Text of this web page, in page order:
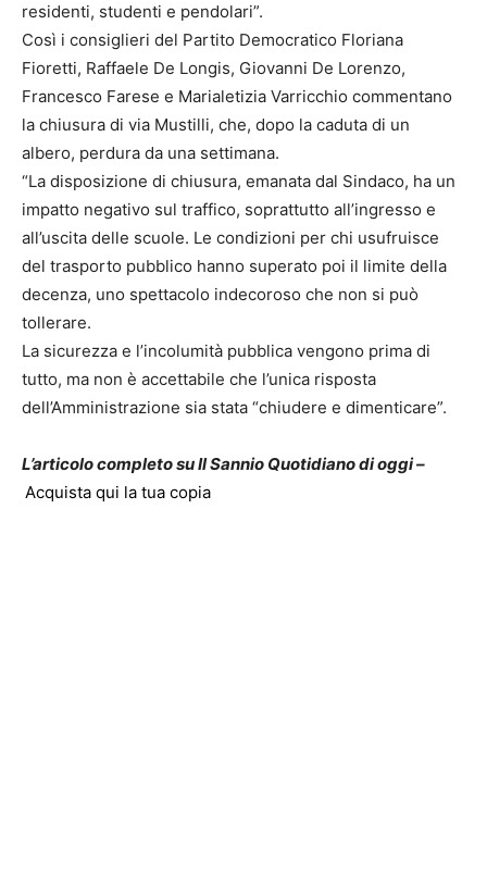
residenti, studenti e pendolari”.
Così i consiglieri del Partito Democratico Floriana
Fioretti, Raffaele De Longis, Giovanni De Lorenzo,
Francesco Farese e Marialetizia Varricchio commentano
la chiusura di via Mustilli, che, dopo la caduta di un
albero, perdura da una settimana.
“La disposizione di chiusura, emanata dal Sindaco, ha un
impatto negativo sul traffico, soprattutto all’ingresso e
all’uscita delle scuole. Le condizioni per chi usufruisce
del trasporto pubblico hanno superato poi il limite della
decenza, uno spettacolo indecoroso che non si può
tollerare.
La sicurezza e l’incolumità pubblica vengono prima di
tutto, ma non è accettabile che l’unica risposta
dell’Amministrazione sia stata “chiudere e dimenticare”.
L’articolo completo su Il Sannio Quotidiano di oggi –
Acquista qui la tua copia